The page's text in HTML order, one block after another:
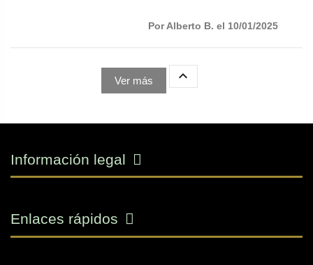
Por Alberto B. el 10/01/2025
Ver más 
Información legal
Enlaces rápidos